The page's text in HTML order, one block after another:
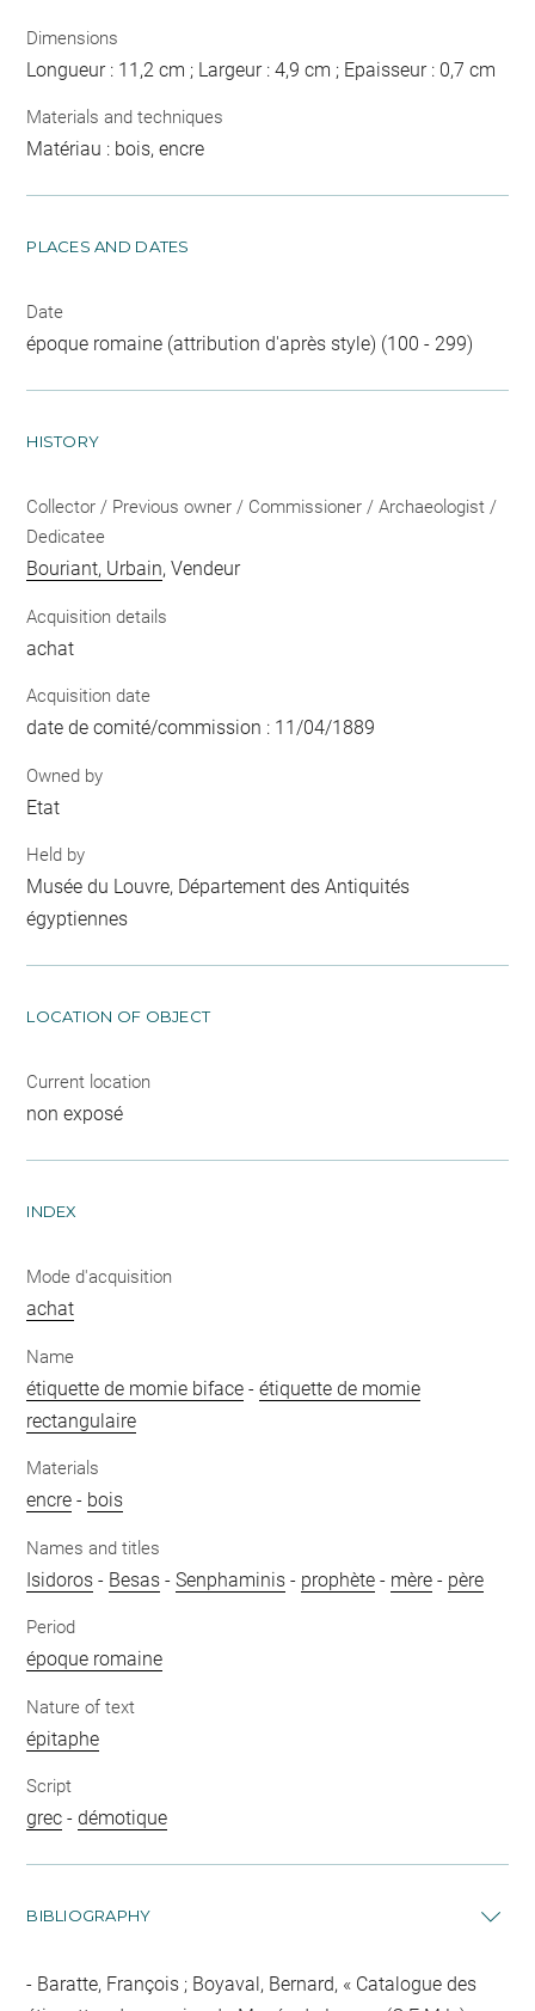
Dimensions
Longueur : 11,2 cm ; Largeur : 4,9 cm ; Epaisseur : 0,7 cm
Materials and techniques
Matériau : bois, encre
PLACES AND DATES
Date
époque romaine (attribution d'après style) (100 - 299)
HISTORY
Collector / Previous owner / Commissioner / Archaeologist /
Dedicatee
Bouriant, Urbain, Vendeur
Acquisition details
achat
Acquisition date
date de comité/commission : 11/04/1889
Owned by
Etat
Held by
Musée du Louvre, Département des Antiquités
égyptiennes
LOCATION OF OBJECT
Current location
non exposé
INDEX
Mode d'acquisition
achat
Name
étiquette de momie biface -étiquette de momie
rectangulaire
Materials
encre - bois
Names and titles
Isidoros - Besas -Senphaminis - prophète - mère - père
Period
époque romaine
Nature of text
épitaphe
Script
grec -démotique
BIBLIOGRAPHY
Baratte, François ; Boyaval, Bernard, « Catalogue des